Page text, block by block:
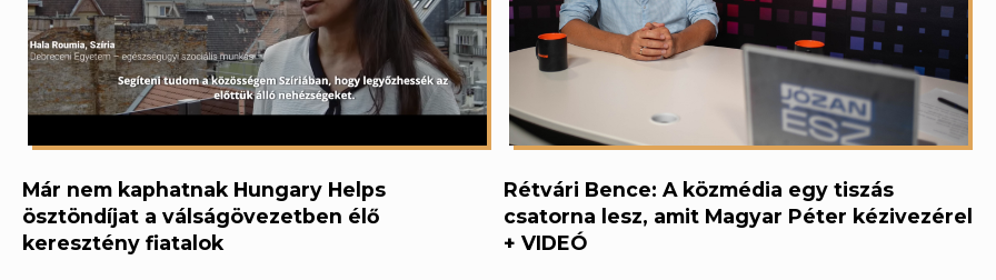
Már nem kaphatnak Hungary Helps
ösztöndíjat a válságövezetben élő
keresztény fiatalok
Rétvári Bence: A közmédia egy tiszás
csatorna lesz, amit Magyar Péter kézivezérel
+ VIDEÓ